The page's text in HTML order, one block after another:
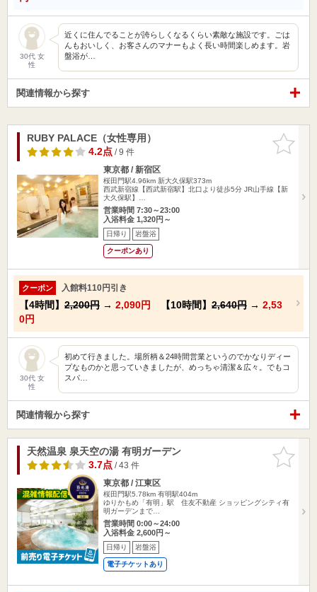
30代 女
性
近くに住んでることが誇らしくなるくらい素敵な施設です。ごは
んもおいしく、お客さんのマナーもよく長い時間楽しめます。岩
盤浴が…
関連情報から探す
お気に入
りに追加
RUBY PALACE（女性専用）
4.2点/ 9 件
東京都 / 新宿区
桜田門駅4.96km 新大久保駅373m
西武新宿線【西武新宿駅】北口より徒歩5分 JR山手線【新
大久保駅】…
営業時間 7:30～23:00
入浴料金 1,320円～
日帰り 岩盤浴
クーポンあり
クーポン 入館料110円引き
【4時間】 2,200円 → 2,090円 【10時間】 2,640円 → 2,53
0円
30代 女
性
初めて行きました。場所柄＆24時間営業というのでかなりディー
プなものかと思っていきましたが、めっちゃ清潔＆広々。でもコ
スパ…
関連情報から探す
お気に入
りに追加
天然温泉 泉天空の湯 有明ガーデン
3.7点/ 43 件
東京都 / 江東区
桜田門駅5.78km 有明駅404m
ゆりかもめ「有明」駅 住友不動産 ショッピングシティ有
明ガーデンまで…
営業時間 0:00～24:00
入浴料金 2,600円～
日帰り 岩盤浴
電子チケットあり